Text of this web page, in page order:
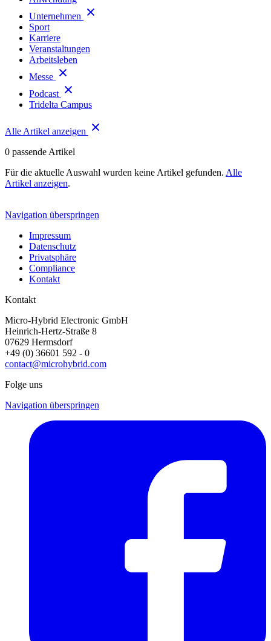
Unternehmen
Sport
Karriere
Veranstaltungen
Arbeitsleben
Messe
Podcast
Tridelta Campus
Alle Artikel anzeigen
0 passende Artikel
Für die aktuelle Auswahl wurden keine Artikel gefunden. Alle
Artikel anzeigen.
Navigation überspringen
Impressum
Datenschutz
Privatsphäre
Compliance
Kontakt
Kontakt
Micro-Hybrid Electronic GmbH
Heinrich-Hertz-Straße 8
07629 Hermsdorf
+49 (0) 36601 592 - 0
contact@microhybrid.com
Folge uns
Navigation überspringen